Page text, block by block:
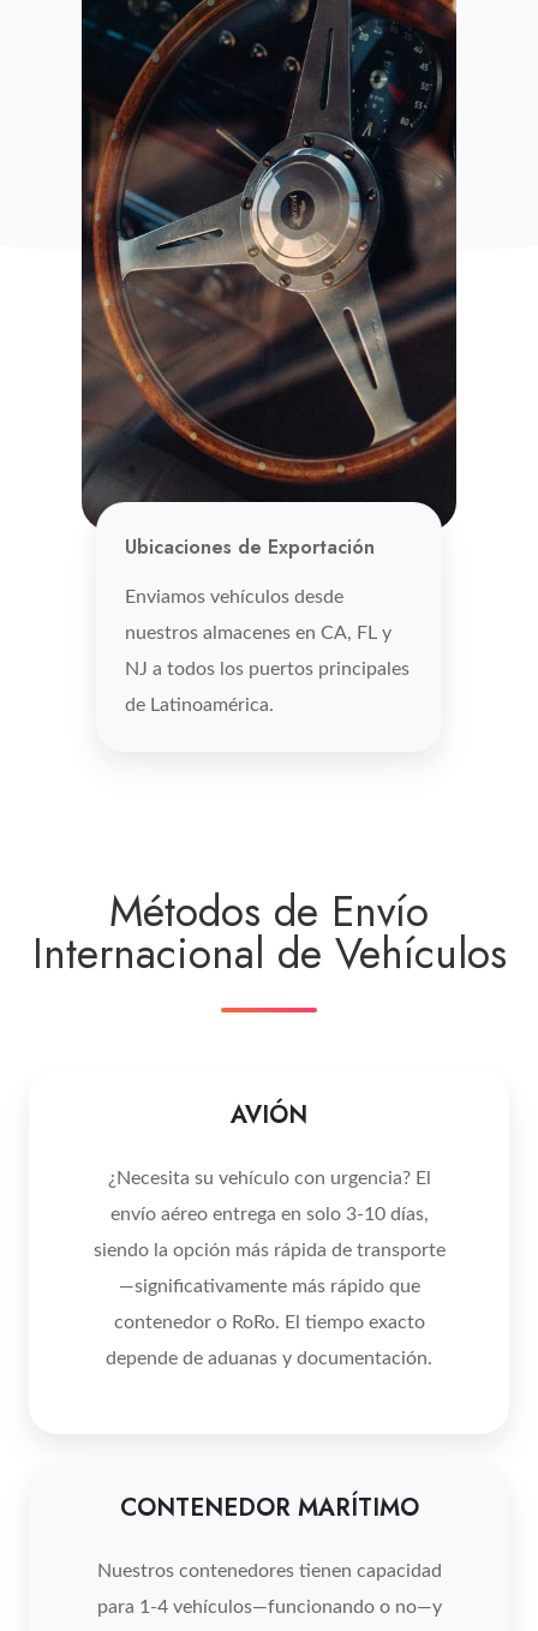
Ubicaciones de Exportación
Enviamos vehículos desde
nuestros almacenes en CA, FL y
NJ a todos los puertos principales
de Latinoamérica.
Métodos de Envío
Internacional de Vehículos
AVIÓN
¿Necesita su vehículo con urgencia? El
envío aéreo entrega en solo 3-10 días,
siendo la opción más rápida de transporte
—significativamente más rápido que
contenedor o RoRo. El tiempo exacto
depende de aduanas y documentación.
CONTENEDOR MARÍTIMO
Nuestros contenedores tienen capacidad
para 1-4 vehículos—funcionando o no—y